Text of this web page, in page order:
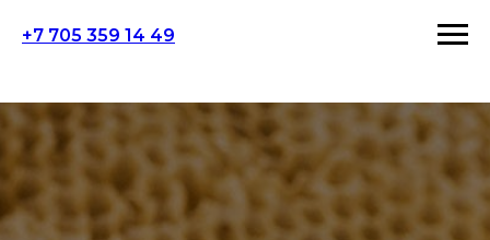
+7 705 359 14 49